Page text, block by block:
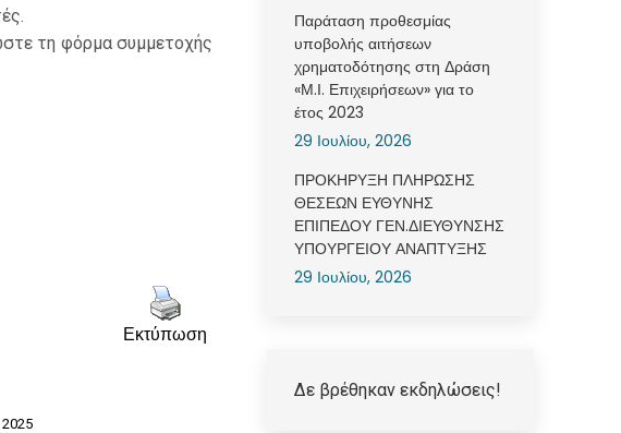
τη φόρμα συμμετοχής
Εκτύπωση
Παράταση προθεσμίας
υποβολής αιτήσεων
χρηματοδότησης στη Δράση
«Μ.Ι. Επιχειρήσεων» για το
έτος 2023
29 Ιουλίου, 2026
ΠΡΟΚΗΡΥΞΗ ΠΛΗΡΩΣΗΣ
ΘΕΣΕΩΝ ΕΥΘΥΝΗΣ
ΕΠΙΠΕΔΟΥ ΓΕΝ.ΔΙΕΥΘΥΝΣΗΣ
ΥΠΟΥΡΓΕΙΟΥ ΑΝΑΠΤΥΞΗΣ
29 Ιουλίου, 2026
Δε βρέθηκαν εκδηλώσεις!